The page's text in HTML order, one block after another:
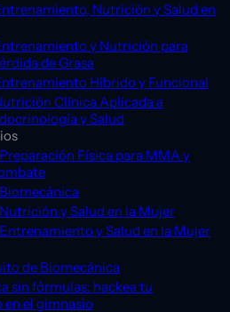
Nutrición y Salud en
y Nutrición para
de Grasa
Híbrido y Funcional
Clínica Aplicada a
y Salud
Física para MMA y
y Salud en la Mujer
y Salud en la Mujer
de Biomecánica
sin fórmulas: hackea tu
el gimnasio